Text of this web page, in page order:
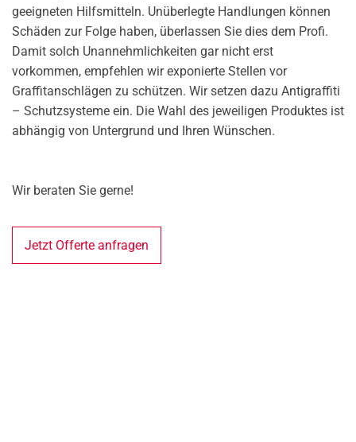
geeigneten Hilfsmitteln. Unüberlegte Handlungen können
Schäden zur Folge haben, überlassen Sie dies dem Profi.
Damit solch Unannehmlichkeiten gar nicht erst
vorkommen, empfehlen wir exponierte Stellen vor
Graffitanschlägen zu schützen. Wir setzen dazu Antigraffiti
– Schutzsysteme ein. Die Wahl des jeweiligen Produktes ist
abhängig von Untergrund und Ihren Wünschen.
Wir beraten Sie gerne!
Jetzt Offerte anfragen